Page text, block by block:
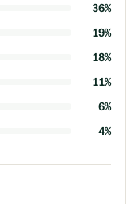
36%
19%
18%
11%
6%
4%